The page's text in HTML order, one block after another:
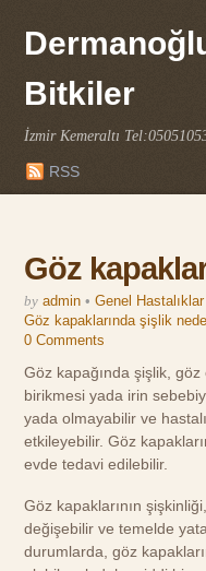
Bitkiler
İzmir Kemeraltı
RSS
Göz
by admin • Genel Hastalıklar
Göz kapaklarında şişlik
0 Comments
Göz kapağında şişlik, göz
birikmesi yada irin
yada olmayabilir ve
etkileyebilir. Göz
evde tedavi edilebilir.
Göz kapaklarının
değişebilir ve temelde
durumlarda, göz